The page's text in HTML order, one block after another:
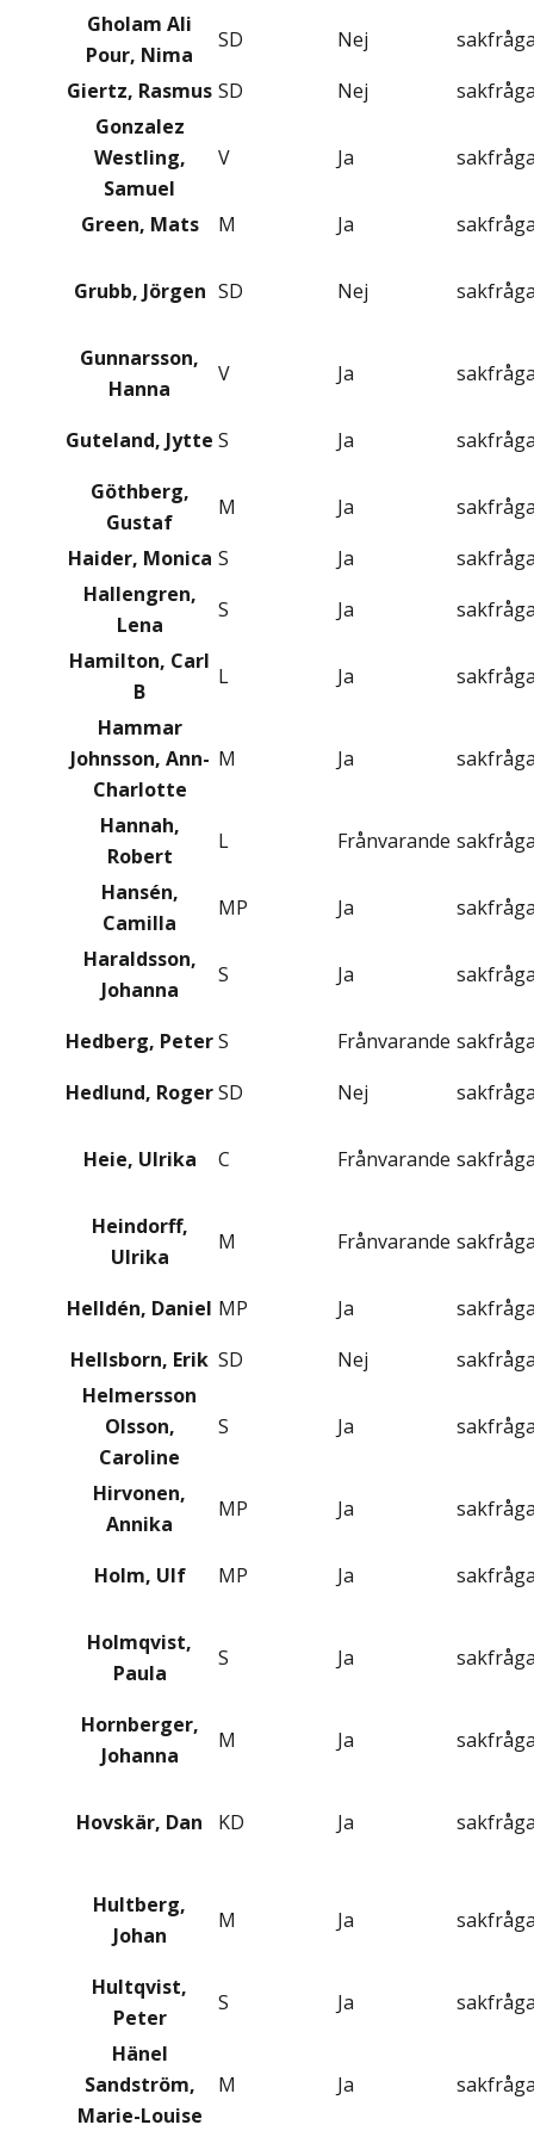
Gholam Ali
Pour, Nima
SD Nej
Giertz, Rasmus SD Nej
Gonzalez
Westling,
Samuel
V Ja
Green, Mats M Ja
Grubb, Jörgen SD Nej
Gunnarsson,
Hanna
V Ja
Guteland, Jytte S Ja
Göthberg,
Gustaf
M Ja
Haider, Monica S Ja
Hallengren,
Lena
S Ja
Hamilton, Carl
B
L Ja
Hammar
Johnsson, Ann-
Charlotte
M Ja
Hannah,
Robert
L Frånvarande
Hansén,
Camilla
MP Ja
Haraldsson,
Johanna
S Ja
Hedberg, PeterS Frånvarande
Hedlund, RogerSD Nej
Heie, Ulrika C Frånvarande
Heindorff,
Ulrika
M Frånvarande
Helldén, Daniel MP Ja
Hellsborn, Erik SD Nej
Helmersson
Olsson,
Caroline
S Ja
Hirvonen,
Annika
MP Ja
Holm, Ulf MP Ja
Holmqvist,
Paula
S Ja
Hornberger,
Johanna
M Ja
Hovskär, Dan KD Ja
Hultberg,
Johan
M Ja
Hultqvist,
Peter
S Ja
Hänel
Sandström,
Marie-Louise
M Ja